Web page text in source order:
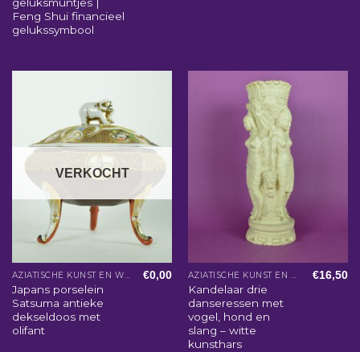
Feng Shui financieel
gelukssymbool
VERKOCHT
AZIATISCHE KUNST EN WOONACCESSOIRES
Japans porselein
Satsuma antieke
dekseldoos met
olifant
€0,00 AZIATISCHE KUNST EN WOONACCESSOIRES
Kandelaar drie
danseressen met
vogel, hond en
slang – witte
kunsthars
€16,50